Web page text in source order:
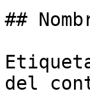
##
del